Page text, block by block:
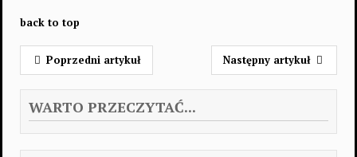
back to top
Poprzedni artykuł Następny artykuł
WARTO PRZECZYTAĆ...